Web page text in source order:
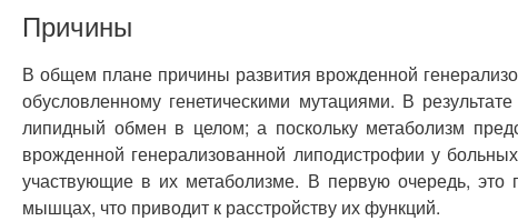
Причины
В общем плане причины развития врожденной
обусловленному генетическими мутациями. В
липидный обмен в целом; а поскольку метаболизм
врожденной генерализованной липодистрофии у
участвующие в их метаболизме. В первую очередь, это
мышцах, что приводит к расстройству их функций.